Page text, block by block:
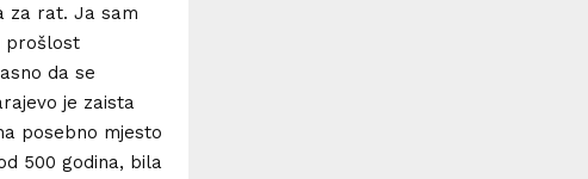
za rat. Ja sam
prošlost
da se
je zaista
posebno mjesto
500 godina, bila